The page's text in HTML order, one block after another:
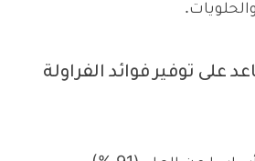
على توفير فوائد الفراولة